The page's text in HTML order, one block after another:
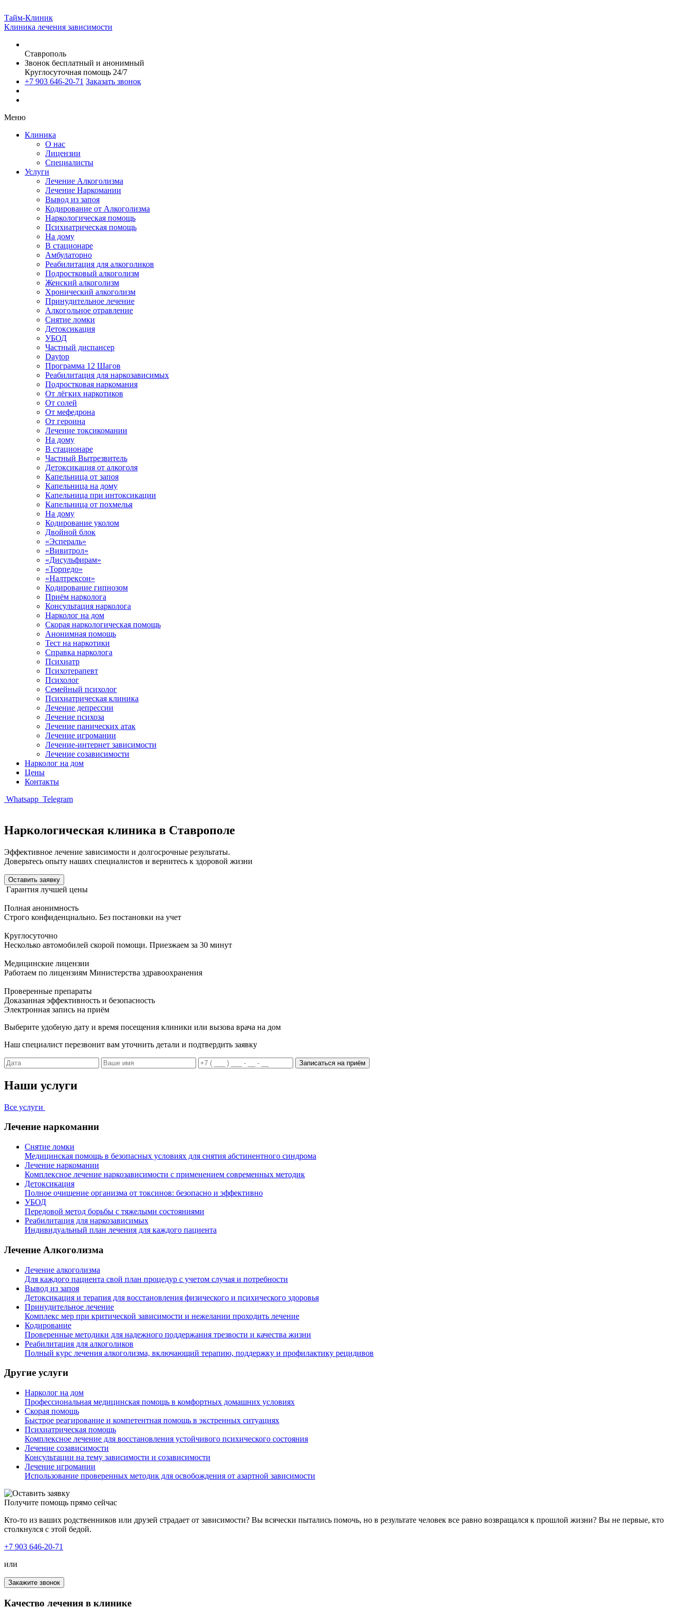
Тайм-Клиник
Клиника лечения зависимости
Ставрополь
Звонок бесплатный и анонимный
Круглосуточная помощь 24/7
+7 903 646-20-71 Заказать звонок
Меню
Клиника
О нас
Лицензии
Специалисты
Услуги
Лечение Алкоголизма
Лечение Наркомании
Вывод из запоя
Кодирование от Алкоголизма
Наркологическая помощь
Психиатрическая помощь
На дому
В стационаре
Амбулаторно
Реабилитация для алкоголиков
Подростковый алкоголизм
Женский алкоголизм
Хронический алкоголизм
Принудительное лечение
Алкогольное отравление
Снятие ломки
Детоксикация
УБОД
Частный диспансер
Daytop
Программа 12 Шагов
Реабилитация для наркозависимых
Подростковая наркомания
От лёгких наркотиков
От солей
От мефедрона
От героина
Лечение токсикомании
На дому
В стационаре
Частный Вытрезвитель
Детоксикация от алкоголя
Капельница от запоя
Капельница на дому
Капельница при интоксикации
Капельница от похмелья
На дому
Кодирование уколом
Двойной блок
«Эспераль»
«Вивитрол»
«Дисульфирам»
«Торпедо»
«Налтрексон»
Кодирование гипнозом
Приём нарколога
Консультация нарколога
Нарколог на дом
Скорая наркологическая помощь
Анонимная помощь
Тест на наркотики
Справка нарколога
Психиатр
Психотерапевт
Психолог
Семейный психолог
Психиатрическая клиника
Лечение депрессии
Лечение психоза
Лечение панических атак
Лечение игромании
Лечение-интернет зависимости
Лечение созависимости
Нарколог на дом
Цены
Контакты
Whatsapp Telegram
Наркологическая клиника в Ставрополе
Эффективное лечение зависимости и долгосрочные результаты.
Доверьтесь опыту наших специалистов и вернитесь к здоровой жизни
Оставить заявку
Гарантия лучшей цены
Полная анонимность
Строго конфиденциально. Без постановки на учет
Круглосуточно
Несколько автомобилей скорой помощи. Приезжаем за 30 минут
Медицинские лицензии
Работаем по лицензиям Министерства здравоохранения
Проверенные препараты
Доказанная эффективность и безопасность
Электронная запись на приём
Выберите удобную дату и время посещения клиники или вызова врача на дом
Наш специалист перезвонит вам уточнить детали и подтвердить заявку
Записаться на приём
Наши услуги
Все услуги
Лечение наркомании
Снятие ломки
Медицинская помощь в безопасных условиях для снятия абстинентного синдрома
Лечение наркомании
Комплексное лечение наркозависимости с применением современных методик
Детоксикация
Полное очищение организма от токсинов: безопасно и эффективно
УБОД
Передовой метод борьбы с тяжелыми состояниями
Реабилитация для наркозависимых
Индивидуальный план лечения для каждого пациента
Лечение Алкоголизма
Лечение алкоголизма
Для каждого пациента свой план процедур с учетом случая и потребности
Вывод из запоя
Детоксикация и терапия для восстановления физического и психического здоровья
Принудительное лечение
Комплекс мер при критической зависимости и нежелании проходить лечение
Кодирование
Проверенные методики для надежного поддержания трезвости и качества жизни
Реабилитация для алкоголиков
Полный курс лечения алкоголизма, включающий терапию, поддержку и профилактику рецидивов
Другие услуги
Нарколог на дом
Профессиональная медицинская помощь в комфортных домашних условиях
Скорая помощь
Быстрое реагирование и компетентная помощь в экстренных ситуациях
Психиатрическая помощь
Комплексное лечение для восстановления устойчивого психического состояния
Лечение созависимости
Консультации на тему зависимости и созависимости
Лечение игромании
Использование проверенных методик для освобождения от азартной зависимости
Получите помощь прямо сейчас
Кто-то из ваших родственников или друзей страдает от зависимости? Вы всячески пытались помочь, но в результате человек все равно возвращался к прошлой жизни? Вы не первые, кто
столкнулся с этой бедой.
+7 903 646-20-71
или
Закажите звонок
Качество лечения в клинике